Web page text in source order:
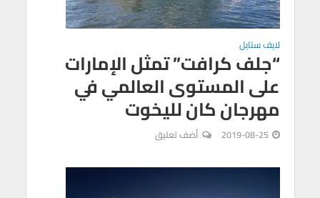
لايف ستايل
“جلف كرافت” تمثل الإمارات
على المستوى العالمي في
مهرجان كان لليخوت
2019-08-25 أضف تعليق